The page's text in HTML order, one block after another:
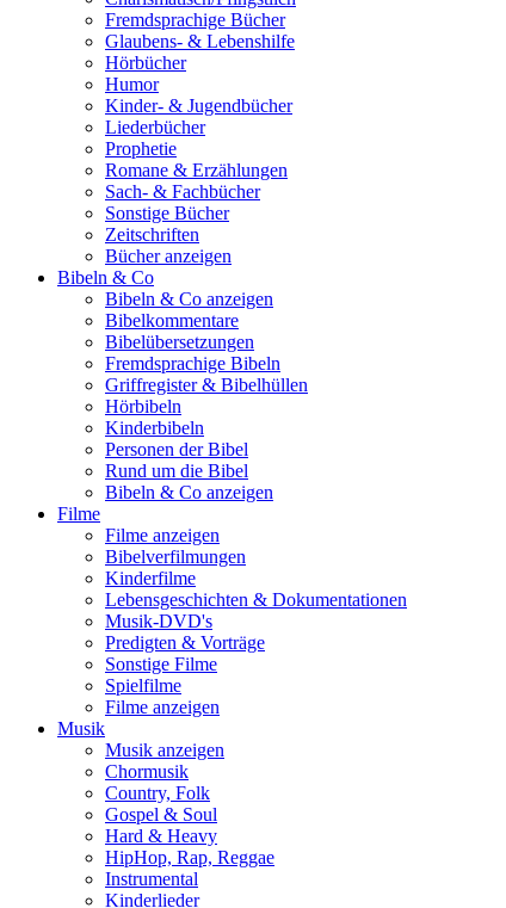
Fremdsprachige Bücher
Glaubens- & Lebenshilfe
Hörbücher
Humor
Kinder- & Jugendbücher
Liederbücher
Prophetie
Romane & Erzählungen
Sach- & Fachbücher
Sonstige Bücher
Zeitschriften
Bücher anzeigen
Bibeln & Co
Bibeln & Co anzeigen
Bibelkommentare
Bibelübersetzungen
Fremdsprachige Bibeln
Griffregister & Bibelhüllen
Hörbibeln
Kinderbibeln
Personen der Bibel
Rund um die Bibel
Bibeln & Co anzeigen
Filme
Filme anzeigen
Bibelverfilmungen
Kinderfilme
Lebensgeschichten & Dokumentationen
Musik-DVD's
Predigten & Vorträge
Sonstige Filme
Spielfilme
Filme anzeigen
Musik
Musik anzeigen
Chormusik
Country, Folk
Gospel & Soul
Hard & Heavy
HipHop, Rap, Reggae
Instrumental
Kinderlieder